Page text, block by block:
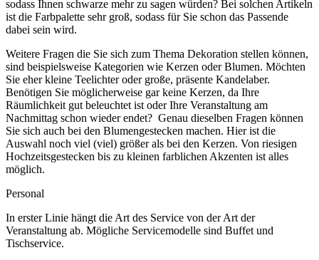
sodass Ihnen schwarze mehr zu sagen würden? Bei solchen Artikeln
ist die Farbpalette sehr groß, sodass für Sie schon das Passende
dabei sein wird.
Weitere Fragen die Sie sich zum Thema Dekoration stellen können,
sind beispielsweise Kategorien wie Kerzen oder Blumen. Möchten
Sie eher kleine Teelichter oder große, präsente Kandelaber.
Benötigen Sie möglicherweise gar keine Kerzen, da Ihre
Räumlichkeit gut beleuchtet ist oder Ihre Veranstaltung am
Nachmittag schon wieder endet? Genau dieselben Fragen können
Sie sich auch bei den Blumengestecken machen. Hier ist die
Auswahl noch viel (viel) größer als bei den Kerzen. Von riesigen
Hochzeitsgestecken bis zu kleinen farblichen Akzenten ist alles
möglich.
Personal
In erster Linie hängt die Art des Service von der Art der
Veranstaltung ab. Mögliche Servicemodelle sind Buffet und
Tischservice.